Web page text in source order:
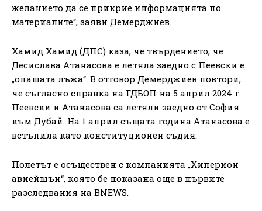
желанието да се прикрие информацията по
материалите“, заяви Демерджиев.
Хамид Хамид (ДПС) каза, че твърдението, че
Десислава Атанасова е летяла заедно с Пеевски е
„опашата лъжа“. В отговор Демерджиев повтори,
че съгласно справка на ГДБОП на 5 април 2024 г.
Пеевски и Атанасова са летяли заедно от София
към Дубай. На 1 април същата година Атанасова е
встъпила като конституционен съдия.
Полетът е осъществен с компанията „Хиперион
авиейшън“, която бе показана още в първите
разследвания на BNEWS.